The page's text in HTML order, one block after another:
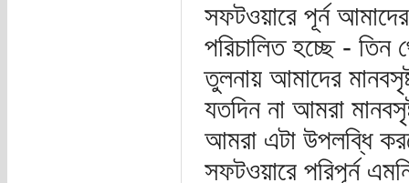
সফটওয়ারে পূর্ন
পরিচালিত হচ্ছে -
তুলনায় আমাদের
যতদিন না আমরা
আমরা এটা উপলব্ধি
সফটওয়ারে পরিপূর্ন